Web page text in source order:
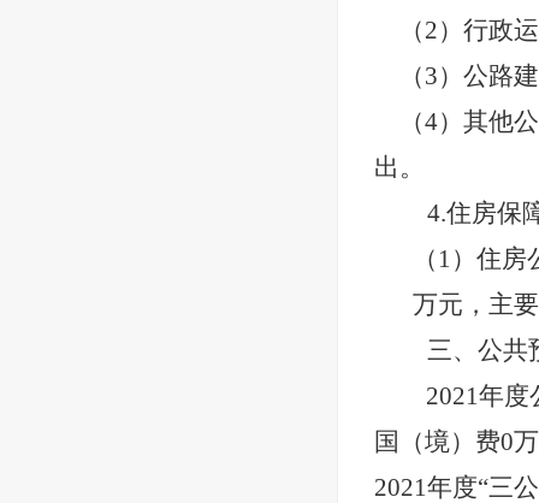
（2）行政
（3）公路
（4）其他
出。
4.住房保
（1）住
万元，主
三、公共
2021年
国（境）费0
2021年度“三